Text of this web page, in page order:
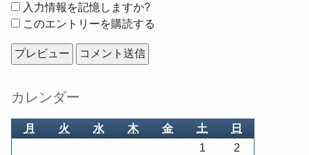
Form
options
入力情報を記憶しますか?
このエントリーを購読する
Sidebar
カレンダー
月 火 水 木 金 土 日
1
2